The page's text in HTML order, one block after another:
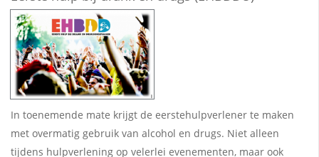
In toenemende mate krijgt de eerstehulpverlener te maken
met overmatig gebruik van alcohol en drugs. Niet alleen
tijdens hulpverlening op velerlei evenementen, maar ook